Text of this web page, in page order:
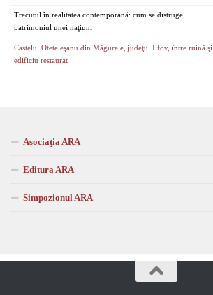
Trecutul în realitatea contemporană: cum se distruge
patrimoniul unei naţiuni
Castelul Oteteleşanu din Măgurele, judeţul Ilfov, între ruină şi
edificiu restaurat
Asociaţia ARA
Editura ARA
Simpozionul ARA